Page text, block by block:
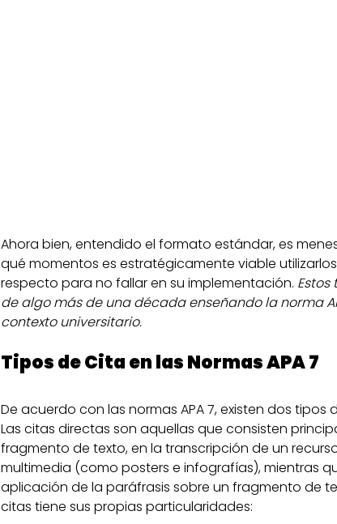
Ahora bien, entendido el formato estándar, es
qué momentos es estratégicamente viable
respecto para no fallar en su implementación.
de algo más de una década enseñando la norma
contexto universitario.
Tipos de Cita en las Normas APA 7
De acuerdo con las normas APA 7, existen dos
Las citas directas son aquellas que consisten
fragmento de texto, en la transcripción de un
multimedia (como posters e infografías), mientras
aplicación de la paráfrasis sobre un fragmento de
citas tiene sus propias particularidades: